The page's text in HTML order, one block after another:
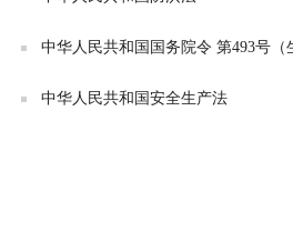
中华人民共和国国务院令 第493号
中华人民共和国安全生产法